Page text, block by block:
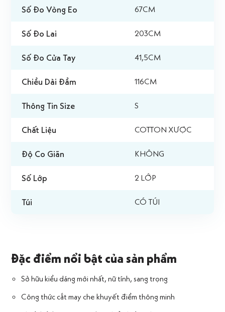
Số Đo Vòng Eo 67CM
Số Đo Lai 203CM
Số Đo Cửa Tay 41,5CM
Chiều Dài Đầm 116CM
Thông Tin Size S
Chất Liệu COTTON XƯỢC
Độ Co Giãn KHÔNG
Số Lớp 2 LỚP
Túi CÓ TÚI
Đặc điểm nổi bật của sản phẩm
Sở hữu kiểu dáng mới nhất, nữ tính, sang trọng
Công thức cắt may che khuyết điểm thông minh